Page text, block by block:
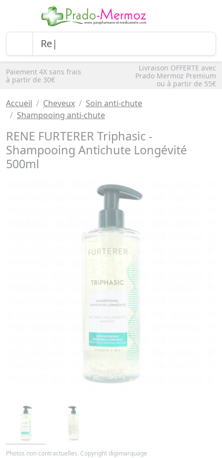
Paiement 4X sans frais
à partir de 30€
Livraison OFFERTE avec
Prado Mermoz Premium
ou à partir de 55€
Accueil Cheveux
Soin anti-chute
Shampooing anti-chute
RENE FURTERER Triphasic -
Shampooing Antichute Longévité
500ml
Photos non contractuelles. Copyright digimarquage